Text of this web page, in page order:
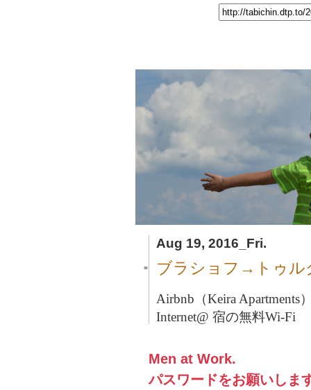
Aug 19, 2016_Fri.
■ ブラショフ→トゥル
Airbnb（Keira Apartments
Internet@ 宿の無料Wi-Fi
Men at Work.
パスワードをお願いしま